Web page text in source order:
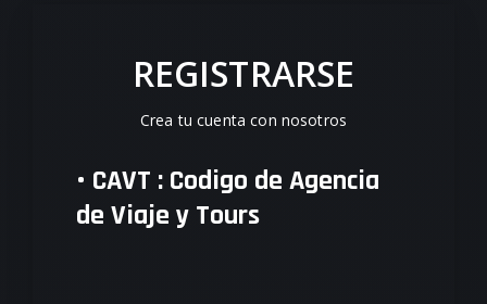
REGISTRARSE
Crea tu cuenta con nosotros
• CAVT : Codigo de Agencia
de Viaje y Tours